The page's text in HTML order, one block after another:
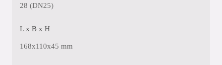
28 (DN25)
L x B x H
168x110x45 mm